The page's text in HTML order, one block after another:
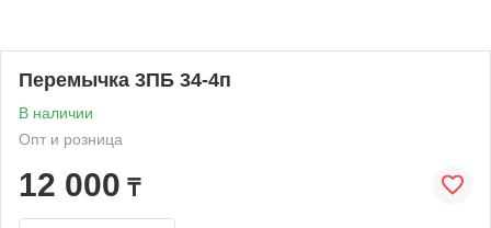
Перемычка 3ПБ 34-4п
В наличии
Опт и розница
12 000 ₸